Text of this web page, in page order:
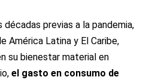
décadas previas a la pandemia,
América Latina y El Caribe,
su bienestar material en
el gasto en consumo de